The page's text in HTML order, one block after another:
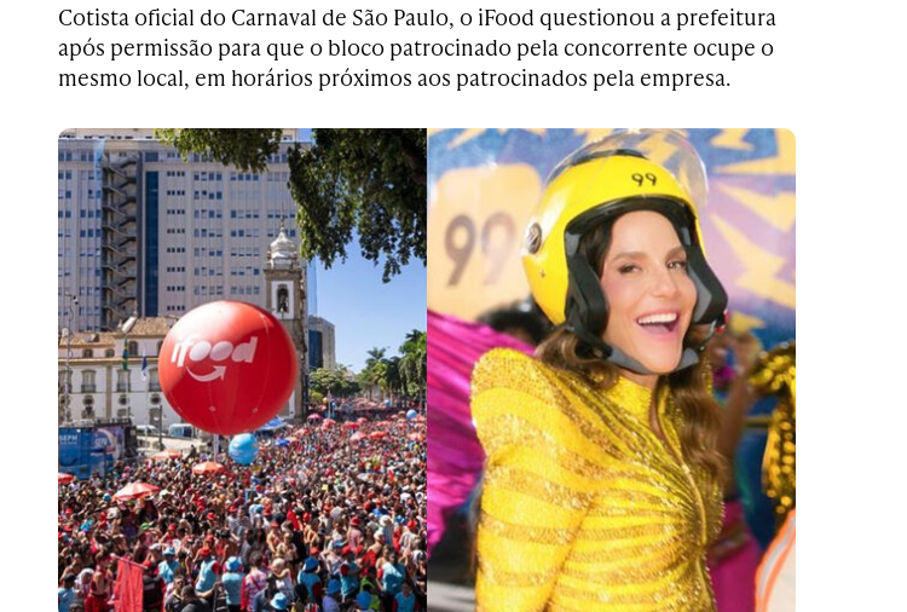
Cotista oficial do Carnaval de São Paulo, o iFood questionou a prefeitura
após permissão para que o bloco patrocinado pela concorrente ocupe o
mesmo local, em horários próximos aos patrocinados pela empresa.